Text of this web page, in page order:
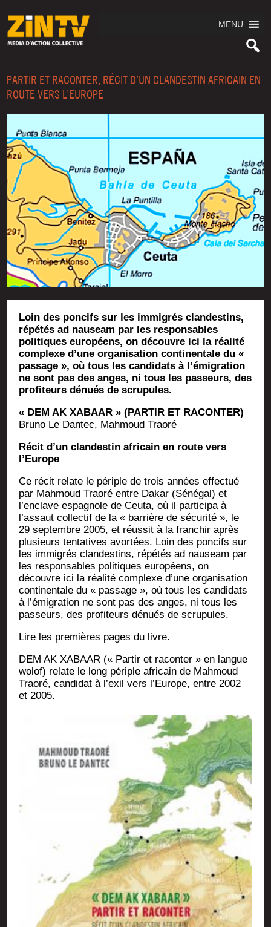
MENU
PARTIR ET RACONTER, RÉCIT D’UN CLANDESTIN AFRICAIN EN
ROUTE VERS L’EUROPE
Loin des poncifs sur les immigrés clandestins,
répétés ad nauseam par les responsables
politiques européens, on découvre ici la réalité
complexe d’une organisation continentale du «
passage », où tous les candidats à l’émigration
ne sont pas des anges, ni tous les passeurs, des
profiteurs dénués de scrupules.
« DEM AK XABAAR » (PARTIR ET RACONTER)
Bru­no Le Dan­tec, Mah­moud Traoré
Récit d’un clan­des­tin afri­cain en route vers
l’Europe
Ce récit relate le périple de trois années effec­tué
par Mah­moud Trao­ré entre Dakar (Séné­gal) et
l’enclave espa­gnole de Ceu­ta, où il par­ti­ci­pa à
l’assaut col­lec­tif de la « bar­rière de sécu­ri­té », le
29 sep­tembre 2005, et réus­sit à la fran­chir après
plu­sieurs ten­ta­tives avor­tées. Loin des pon­cifs sur
les immi­grés clan­des­tins, répé­tés ad nau­seam par
les res­pon­sables poli­tiques euro­péens, on
découvre ici la réa­li­té com­plexe d’une orga­ni­sa­tion
conti­nen­tale du « pas­sage », où tous les can­di­dats
à l’émigration ne sont pas des anges, ni tous les
pas­seurs, des pro­fi­teurs dénués de scrupules.
Lire les pre­mières pages du livre.
DEM AK XABAAR (« Par­tir et racon­ter » en langue
wolof) relate le long périple afri­cain de Mah­moud
Trao­ré, can­di­dat à l’exil vers l’Europe, entre 2002
et 2005.